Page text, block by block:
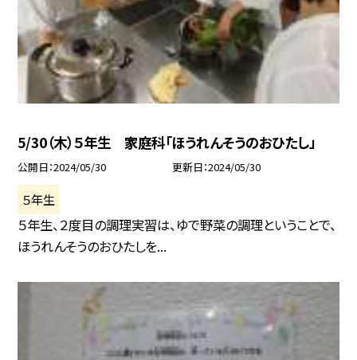
5/30（木）５年生 家庭科「ほうれんそうのおひたし」
公開日 2024/05/30 更新日 2024/05/30
５年生
５年生、２度目の調理実習は、ゆで野菜の調理ということで、
ほうれんそうのおひたしを...